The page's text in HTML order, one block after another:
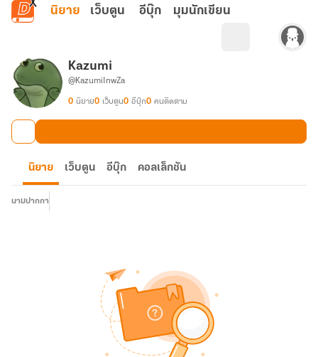
ข้ามไปยังเนื้อหาหลัก
นิยาย เว็บตูน อีบุ๊ก มุมนักเขียน
Kazumi
@KazumiInwZa
0 นิยาย0 เว็บตูน0 อีบุ๊ก0 คนติดตาม
นิยาย เว็บตูน อีบุ๊ก คอลเล็กชัน
นามปากกา